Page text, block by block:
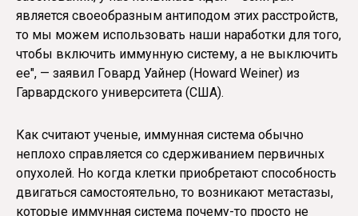
является своеобразным антиподом этих расстройств,
то мы можем использовать наши наработки для того,
чтобы включить иммунную систему, а не выключить
ее", — заявил Говард Уайнер (Howard Weiner) из
Гарвардского университета (США).
Как считают ученые, иммунная система обычно
неплохо справляется со сдерживанием первичных
опухолей. Но когда клетки приобретают способность
двигаться самостоятельно, то возникают метастазы,
которые иммунная система почему-то просто не